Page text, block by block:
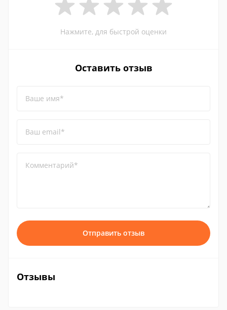
Нажмите, для быстрой оценки
Оставить отзыв
Ваше имя*
Ваш email*
Комментарий*
Отправить отзыв
Отзывы